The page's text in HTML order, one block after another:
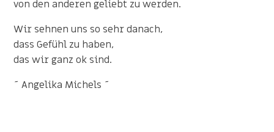
von den anderen geliebt zu werden.
Wir sehnen uns so sehr danach,
dass Gefühl zu haben,
das wir ganz ok sind.
~ Angelika Michels ~